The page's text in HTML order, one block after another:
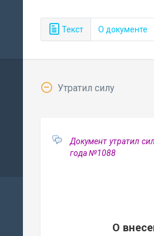
Текст О документе
Утратил силу
Документ утратил
года №1088
О